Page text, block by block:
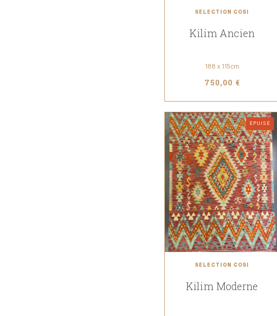
SÉLECTION COSI
Kilim Ancien
188 x 115cm
750,00 €
ÉPUISÉ
SÉLECTION COSI
Kilim Moderne